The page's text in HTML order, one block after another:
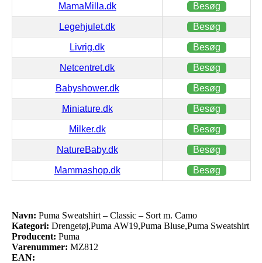
MamaMilla.dk Besøg
Legehjulet.dk Besøg
Livrig.dk Besøg
Netcentret.dk Besøg
Babyshower.dk Besøg
Miniature.dk Besøg
Milker.dk Besøg
NatureBaby.dk Besøg
Mammashop.dk Besøg
Navn: Puma Sweatshirt – Classic – Sort m. Camo
Kategori: Drengetøj,Puma AW19,Puma Bluse,Puma Sweatshirt
Producent: Puma
Varenummer: MZ812
EAN: